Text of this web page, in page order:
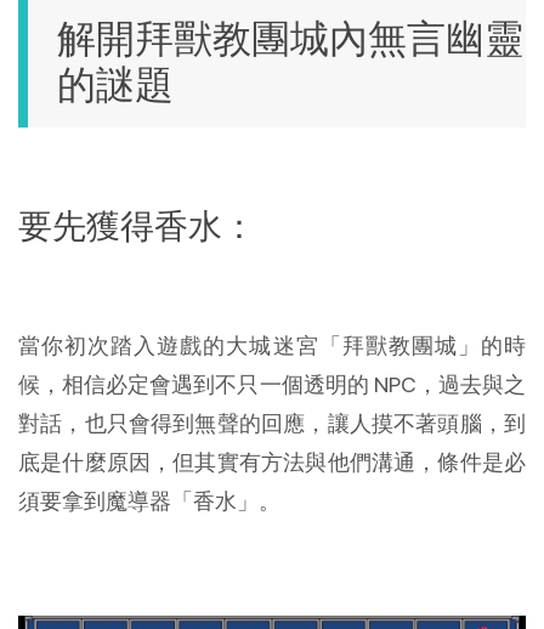
解開拜獸教團城內無言幽靈
的謎題
要先獲得香水：
當你初次踏入遊戲的大城迷宮「拜獸教團城」的時
候，相信必定會遇到不只一個透明的 NPC，過去與之
對話，也只會得到無聲的回應，讓人摸不著頭腦，到
底是什麼原因，但其實有方法與他們溝通，條件是必
須要拿到魔導器「香水」。